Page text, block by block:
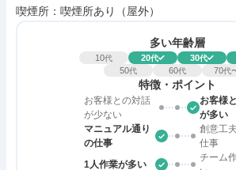
喫煙所：喫煙所あり（屋外）
多い年齢層
10代 20代 30代
50代 60代 70代
特徴・ポイント
お客様との対話
が少ない
お客様
が多い
マニュアル通り
の仕事
創意工
仕事
1人作業が多い
チーム